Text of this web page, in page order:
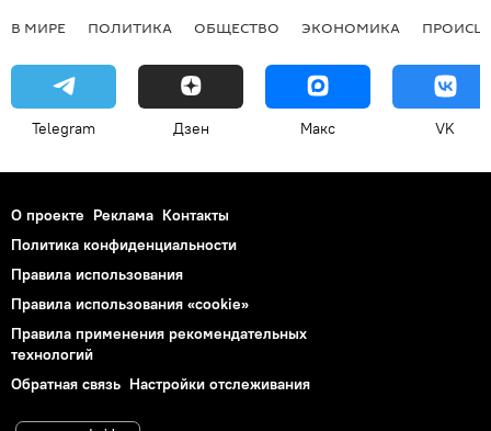
В МИРЕ ПОЛИТИКА ОБЩЕСТВО ЭКОНОМИКА
Telegram Дзен Макс VK
О проекте Реклама Контакты
Политика конфиденциальности
Правила использования
Правила использования «cookie»
Правила применения рекомендательных
технологий
Обратная связь Настройки отслеживания